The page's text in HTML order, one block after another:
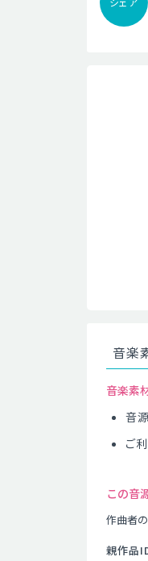
音楽
音楽素
音
ご
この音
作曲者
親作品